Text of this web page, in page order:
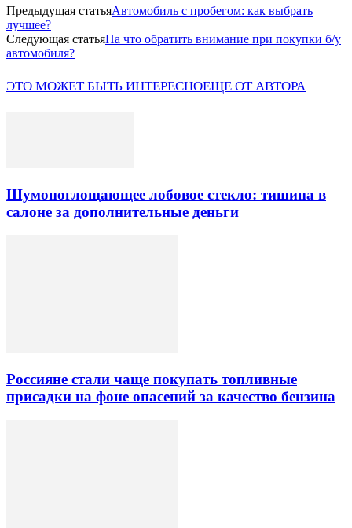
Предыдущая статьяАвтомобиль с пробегом: как выбрать
лучшее?
Следующая статьяНа что обратить внимание при покупки б/у
автомобиля?
ЭТО МОЖЕТ БЫТЬ ИНТЕРЕСНОЕЩЕ ОТ АВТОРА
Шумопоглощающее лобовое стекло: тишина в
салоне за дополнительные деньги
Россияне стали чаще покупать топливные
присадки на фоне опасений за качество бензина